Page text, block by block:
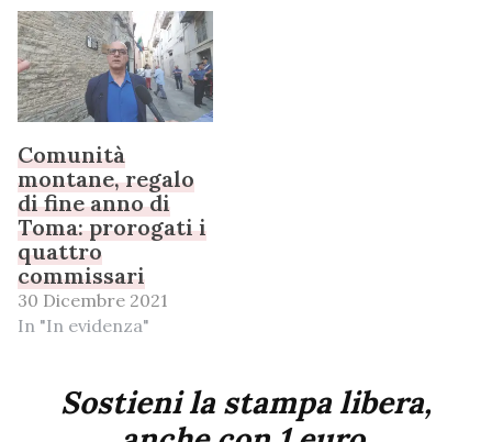
Comunità
montane, regalo
di fine anno di
Toma: prorogati i
quattro
commissari
30 Dicembre 2021
In "In evidenza"
Sostieni la stampa libera,